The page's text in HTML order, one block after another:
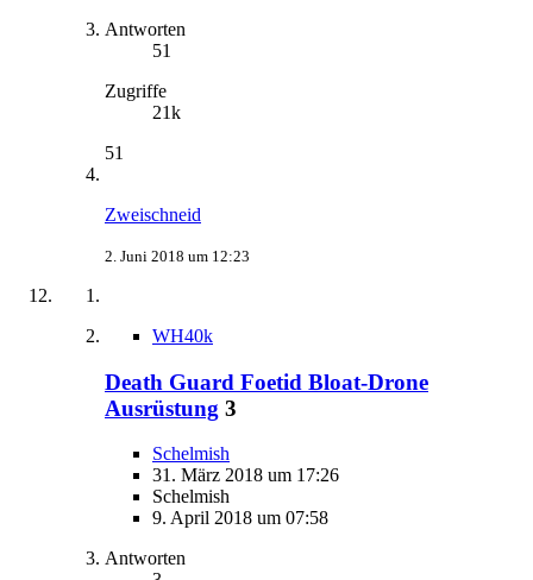
Antworten
51
Zugriffe
21k
51
Zweischneid
2. Juni 2018 um 12:23
WH40k
Death Guard Foetid Bloat-Drone
Ausrüstung 3
Schelmish
31. März 2018 um 17:26
Schelmish
9. April 2018 um 07:58
Antworten